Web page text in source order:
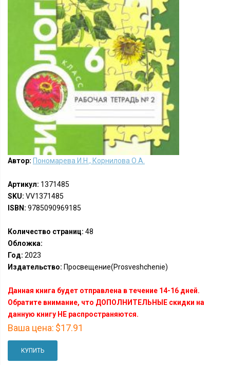
Автор: Пономарева И.Н., Корнилова О.А.
Артикул: 1371485
SKU: VV1371485
ISBN: 9785090969185
Количество страниц: 48
Обложка:
Год: 2023
Издательство: Просвещение(Prosveshchenie)
Данная книга будет отправлена в течение 14-16 дней.
Обратите внимание, что ДОПОЛНИТЕЛЬНЫЕ скидки на
данную книгу НЕ распространяются.
Ваша цена: $17.91
КУПИТЬ